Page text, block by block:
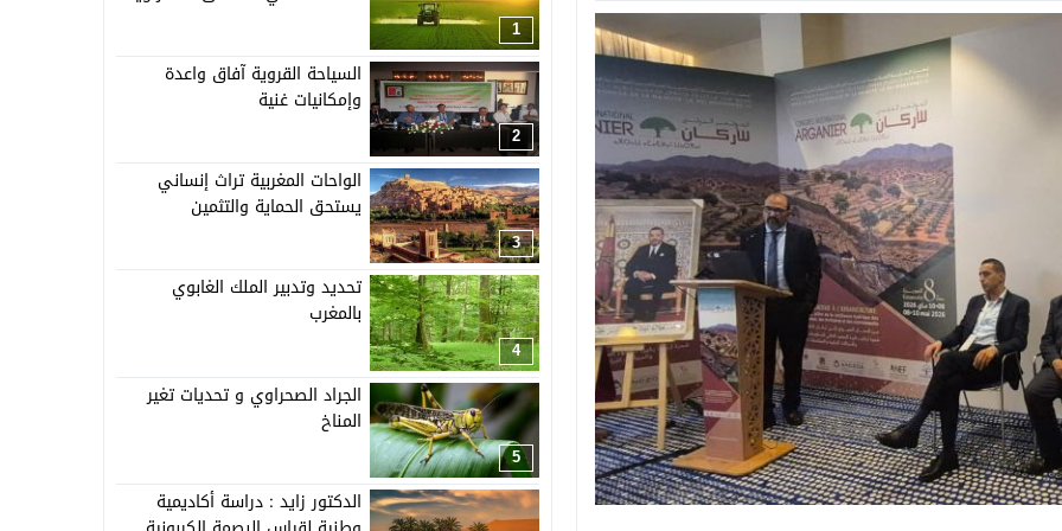
1
2
السياحة القروية آفاق واعدة
وإمكانيات غنية
3
الواحات المغربية تراث إنساني
يستحق الحماية والتثمين
4
تحديد وتدبير الملك الغابوي
بالمغرب
5
الجراد الصحراوي و تحديات تغير
المناخ
الدكتور زايد : دراسة أكاديمية